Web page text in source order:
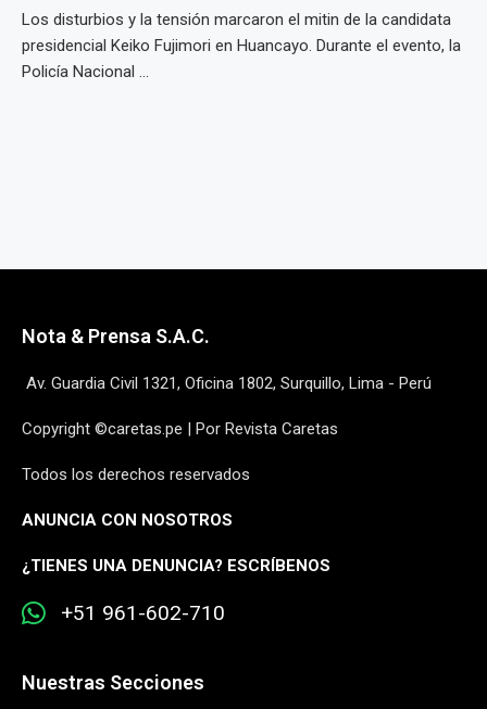
Los disturbios y la tensión marcaron el mitin de la candidata
presidencial Keiko Fujimori en Huancayo. Durante el evento, la
Policía Nacional ...
Nota & Prensa S.A.C.
Av. Guardia Civil 1321, Oficina 1802, Surquillo, Lima - Perú
Copyright ©caretas.pe | Por Revista Caretas
Todos los derechos reservados
ANUNCIA CON NOSOTROS
¿TIENES UNA DENUNCIA? ESCRÍBENOS
+51 961-602-710
Nuestras Secciones